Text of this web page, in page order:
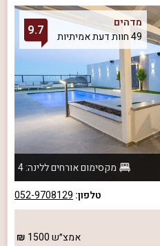
מדהים
49 חוות דעת אמיתיות
9.7
מקסימום אורחים ללינה: 4
טלפון: 052-9708129
אמצ״ש1500